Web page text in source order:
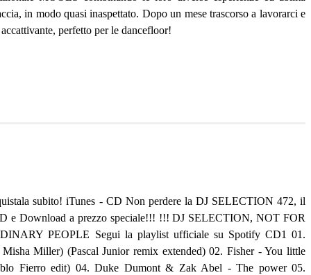
in modo quasi inaspettato. Dopo un mese trascorso a lavorarci e
perfetto per le dancefloor!
subito! iTunes - CD Non perdere la DJ SELECTION 472, il
e Download a prezzo speciale!!! !!! DJ SELECTION, NOT FOR
PEOPLE Segui la playlist ufficiale su Spotify CD1 01.
Miller) (Pascal Junior remix extended) 02. Fisher - You little
Fierro edit) 04. Duke Dumont & Zak Abel - The power 05.